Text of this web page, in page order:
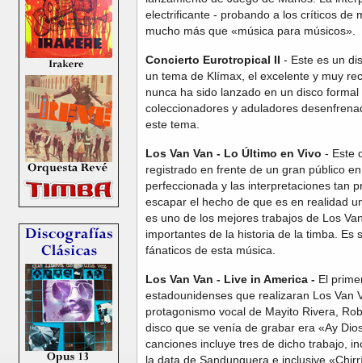
electrificante - probando a los críticos de
mucho más que «música para músicos».
Concierto Eurotropical II - Este es un
un tema de Klímax, el excelente y muy
nunca ha sido lanzado en un disco
coleccionadores y aduladores
este tema.
Los Van Van - Lo Último en Vivo - Este
registrado en frente de un gran público
perfeccionada y las interpretaciones tan
escapar el hecho de que es en realidad
es uno de los mejores trabajos de Los
importantes de la historia de la timba. Es
fánaticos de esta música.
Los Van Van - Live in America - El
estadounidenses que realizaran Los Van
protagonismo vocal de Mayito Rivera,
disco que se venía de grabar era «Ay
canciones incluye tres de dicho trabajo,
la data de Sandunguera e inclusive